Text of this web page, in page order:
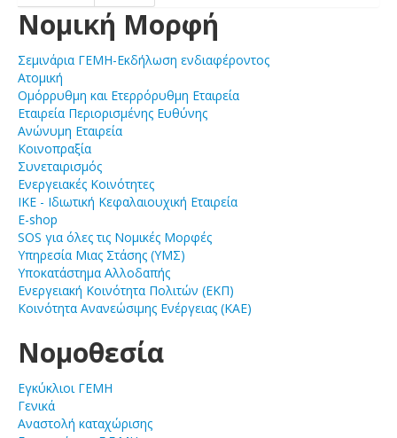
Νομική Μορφή
Σεμινάρια ΓΕΜΗ-Εκδήλωση ενδιαφέροντος
Ατομική
Ομόρρυθμη και Ετερρόρυθμη Εταιρεία
Εταιρεία Περιορισμένης Ευθύνης
Ανώνυμη Εταιρεία
Κοινοπραξία
Συνεταιρισμός
Ενεργειακές Κοινότητες
ΙΚΕ - Ιδιωτική Κεφαλαιουχική Εταιρεία
E-shop
SOS για όλες τις Νομικές Μορφές
Υπηρεσία Μιας Στάσης (ΥΜΣ)
Υποκατάστημα Αλλοδαπής
Ενεργειακή Κοινότητα Πολιτών (ΕΚΠ)
Κοινότητα Ανανεώσιμης Ενέργειας (ΚΑΕ)
Νομοθεσία
Εγκύκλιοι ΓΕΜΗ
Γενικά
Αναστολή καταχώρισης